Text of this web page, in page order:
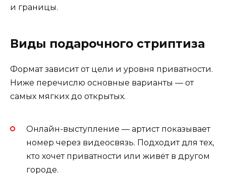
и границы.
Виды подарочного стриптиза
Формат зависит от цели и уровня приватности.
Ниже перечислю основные варианты — от
самых мягких до открытых.
Онлайн-выступление — артист показывает
номер через видеосвязь. Подходит для тех,
кто хочет приватности или живёт в другом
городе.